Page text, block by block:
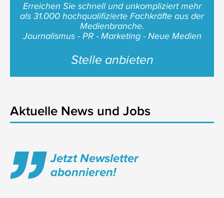
Erreichen Sie schnell und unkompliziert mehr
als 31.000 hochqualifizierte Fachkräfte aus der
Medienbranche.
Journalismus - PR - Marketing - Neue Medien
Stelle anbieten
Aktuelle News und Jobs
Jetzt Newsletter
abonnieren!